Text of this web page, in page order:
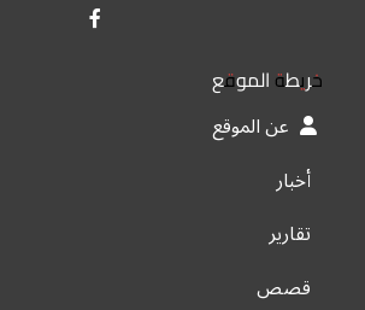
خريطة الموقع
عن الموقع
أخبار
تقارير
قصص